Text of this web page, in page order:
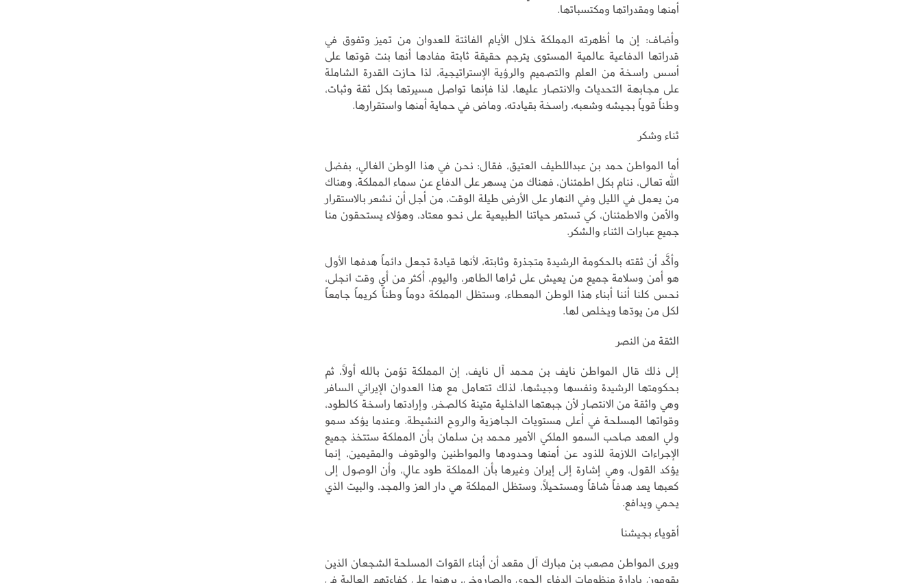
أمنها ومقدراتها ومكتسباتها.
وأضاف: إن ما أظهرته المملكة خلال الأيام الفائتة للعدوان من تميز وتفوق في
قدراتها الدفاعية عالمية المستوى يترجم حقيقة ثابتة مفادها أنها بنت قوتها على
أسس راسخة من العلم والتصميم والرؤية الإستراتيجية، لذا حازت القدرة الشاملة
على مجابهة التحديات والانتصار عليها، لذا فإنها تواصل مسيرتها بكل ثقة وثبات،
وطناً قوياً بجيشه وشعبه، راسخة بقيادته، وماض في حماية أمنها واستقرارها.
ثناء وشكر
أما المواطن حمد بن عبداللطيف العتيق، فقال: نحن في هذا الوطن الغالي، بفضل
الله تعالى، ننام بكل اطمئنان، فهناك من يسهر على الدفاع عن سماء المملكة، وهناك
من يعمل في الليل وفي النهار على الأرض طيلة الوقت، من أجل أن نشعر بالاستقرار
والأمن والاطمئنان، كي تستمر حياتنا الطبيعية على نحو معتاد، وهؤلاء يستحقون منا
جميع عبارات الثناء والشكر.
وأكَّد أن ثقته بالحكومة الرشيدة متجذرة وثابتة، لأنها قيادة تجعل دائماً هدفها الأول
هو أمن وسلامة جميع من يعيش على ثراها الطاهر، واليوم، أكثر من أي وقت انجلى،
نحس كلنا أننا أبناء هذا الوطن المعطاء، وستظل المملكة دوماً وطناً كريماً جامعاً
لكل من يودّها ويخلص لها.
الثقة من النصر
إلى ذلك قال المواطن نايف بن محمد آل نايف، إن المملكة تؤمن بالله أولاً، ثم
بحكومتها الرشيدة ونفسها وجيشها، لذلك تتعامل مع هذا العدوان الإيراني السافر
وهي واثقة من الانتصار لأن جبهتها الداخلية متينة كالصخر، وإرادتها راسخة كالطود،
وقواتها المسلحة في أعلى مستويات الجاهزية والروح النشيطة. وعندما يؤكد سمو
ولي العهد صاحب السمو الملكي الأمير محمد بن سلمان بأن المملكة ستتخذ جميع
الإجراءات اللازمة للذود عن أمنها وحدودها والمواطنين والوقوف والمقيمين، إنما
يؤكد القول، وهي إشارة إلى إيران وغيرها بأن المملكة طود عالٍ، وأن الوصول إلى
كعبها يعد هدفاً شاقاً ومستحيلاً، وستظل المملكة هي دار العز والمجد، والبيت الذي
يحمي ويدافع.
أقوياء بجيشنا
ويرى المواطن مصعب بن مبارك آل مقعد أن أبناء القوات المسلحة الشجعان الذين
يقومون بإدارة منظومات الدفاع الجوي والصاروخي، برهنوا على كفاءتهم العالية في